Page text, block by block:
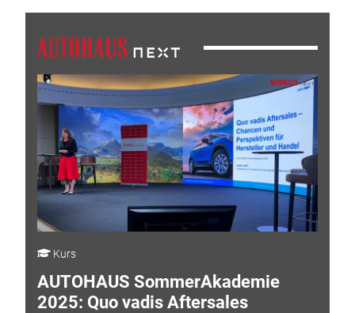
Kurs
AUTOHAUS SommerAkademie
2025: Quo vadis Aftersales